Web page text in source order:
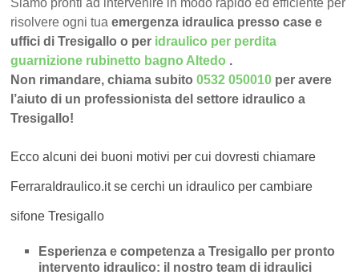
Siamo pronti ad intervenire in modo rapido ed efficiente per
risolvere ogni tuaemergenza idraulica presso case e
uffici di Tresigallo o per idraulico per perdita
guarnizione rubinetto bagno Altedo .
Non rimandare, chiama subito0532 050010 per avere
l’aiuto di un professionista del settore idraulico a
Tresigallo!
Ecco alcuni dei buoni motivi per cui dovresti chiamare
FerraraIdraulico.it se cerchi un idraulico per cambiare
sifone Tresigallo
Esperienza e competenza a Tresigallo per pronto
intervento idraulico: il nostro team di idraulici